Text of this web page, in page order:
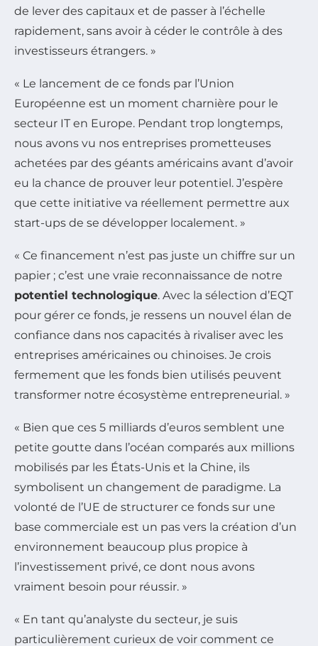
de lever des capitaux et de passer à l’échelle
rapidement, sans avoir à céder le contrôle à des
investisseurs étrangers. »
« Le lancement de ce fonds par l’Union
Européenne est un moment charnière pour le
secteur IT en Europe. Pendant trop longtemps,
nous avons vu nos entreprises prometteuses
achetées par des géants américains avant d’avoir
eu la chance de prouver leur potentiel. J’espère
que cette initiative va réellement permettre aux
start-ups de se développer localement. »
« Ce financement n’est pas juste un chiffre sur un
papier ; c’est une vraie reconnaissance de notre
potentiel technologique. Avec la sélection d’EQT
pour gérer ce fonds, je ressens un nouvel élan de
confiance dans nos capacités à rivaliser avec les
entreprises américaines ou chinoises. Je crois
fermement que les fonds bien utilisés peuvent
transformer notre écosystème entrepreneurial. »
« Bien que ces 5 milliards d’euros semblent une
petite goutte dans l’océan comparés aux millions
mobilisés par les États-Unis et la Chine, ils
symbolisent un changement de paradigme. La
volonté de l’UE de structurer ce fonds sur une
base commerciale est un pas vers la création d’un
environnement beaucoup plus propice à
l’investissement privé, ce dont nous avons
vraiment besoin pour réussir. »
« En tant qu’analyste du secteur, je suis
particulièrement curieux de voir comment ce